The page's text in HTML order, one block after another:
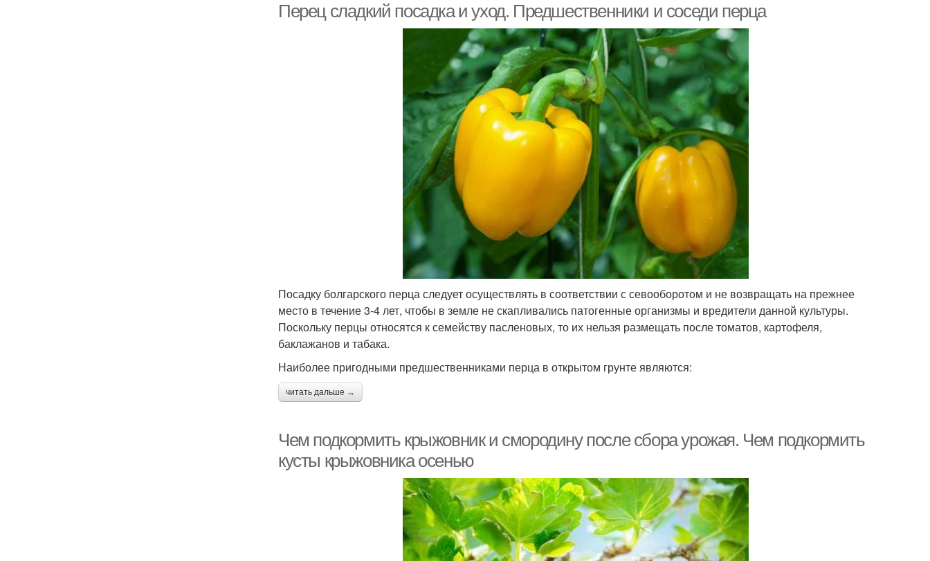
Перец сладкий посадка и уход. Предшественники и соседи перца
Посадку болгарского перца следует осуществлять в соответствии с севооборотом и не возвращать на прежнее
место в течение 3-4 лет, чтобы в земле не скапливались патогенные организмы и вредители данной культуры.
Поскольку перцы относятся к семейству пасленовых, то их нельзя размещать после томатов, картофеля,
баклажанов и табака.
Наиболее пригодными предшественниками перца в открытом грунте являются:
читать дальше →
Чем подкормить крыжовник и смородину после сбора урожая. Чем подкормить
кусты крыжовника осенью